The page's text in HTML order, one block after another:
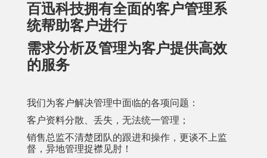
百迅科技拥有全面的客户管理系
统帮助客户进行
需求分析及管理为客户提供高效
的服务
我们为客户解决管理中面临的各项问题：
客户资料分散、丢失，无法统一管理；
销售总监不清楚团队的跟进和操作，更谈不上监
督，异地管理捉襟见肘！